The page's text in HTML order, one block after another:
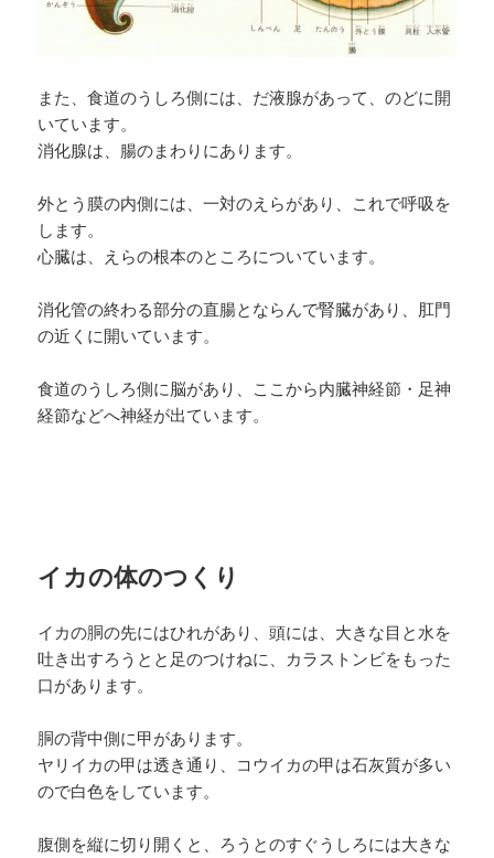
また、食道のうしろ側には、だ液腺があって、のどに開
いています。
消化腺は、腸のまわりにあります。
外とう膜の内側には、一対のえらがあり、これで呼吸を
します。
心臓は、えらの根本のところについています。
消化管の終わる部分の直腸とならんで腎臓があり、肛門
の近くに開いています。
食道のうしろ側に脳があり、ここから内臓神経節・足神
経節などへ神経が出ています。
イカの体のつくり
イカの胴の先にはひれがあり、頭には、大きな目と水を
吐き出すろうとと足のつけねに、カラストンビをもった
口があります。
胴の背中側に甲があります。
ヤリイカの甲は透き通り、コウイカの甲は石灰質が多い
ので白色をしています。
腹側を縦に切り開くと、ろうとのすぐうしろには大きな